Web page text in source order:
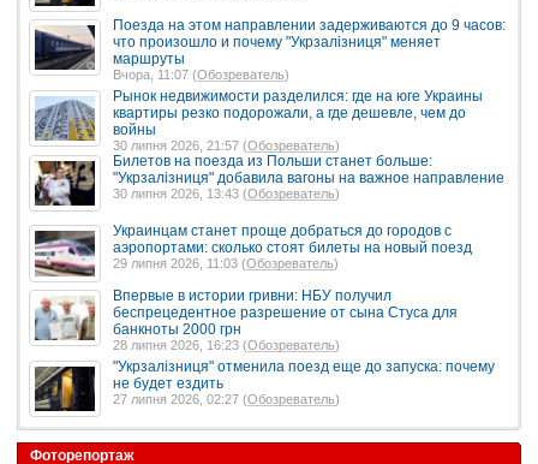
Поезда на этом направлении задерживаются до 9 часов:
что произошло и почему "Укрзалізниця" меняет
маршруты
Вчора, 11:07 (Обозреватель)
Рынок недвижимости разделился: где на юге Украины
квартиры резко подорожали, а где дешевле, чем до
войны
30 липня 2026, 21:57 (Обозреватель)
Билетов на поезда из Польши станет больше:
"Укрзалізниця" добавила вагоны на важное направление
30 липня 2026, 13:43 (Обозреватель)
Украинцам станет проще добраться до городов с
аэропортами: сколько стоят билеты на новый поезд
29 липня 2026, 11:03 (Обозреватель)
Впервые в истории гривни: НБУ получил
беспрецедентное разрешение от сына Стуса для
банкноты 2000 грн
28 липня 2026, 16:23 (Обозреватель)
"Укрзалізниця" отменила поезд еще до запуска: почему
не будет ездить
27 липня 2026, 02:27 (Обозреватель)
Фоторепортаж